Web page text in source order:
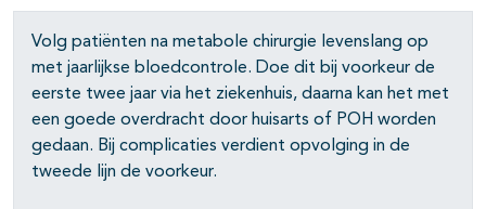
Volg patiënten na metabole chirurgie levenslang op
met jaarlijkse bloedcontrole. Doe dit bij voorkeur de
eerste twee jaar via het ziekenhuis, daarna kan het met
een goede overdracht door huisarts of POH worden
gedaan. Bij complicaties verdient opvolging in de
tweede lijn de voorkeur.